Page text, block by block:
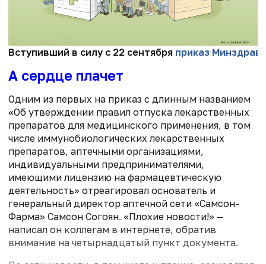
Вступивший в силу с 22 сентября приказ
А сердце плачет
Одним из первых на приказ с длинным названием
«Об утверждении правил отпуска лекарственных
препаратов для медицинского применения, в том
числе иммунобиологических лекарственных
препаратов, аптечными организациями,
индивидуальными предпринимателями,
имеющими лицензию на фармацевтическую
деятельность» отреагировал основатель и
генеральный директор аптечной сети «Самсон-
Фарма» Самсон Согоян. «Плохие новости!» —
написал он коллегам в интернете, обратив
внимание на четырнадцатый пункт документа.